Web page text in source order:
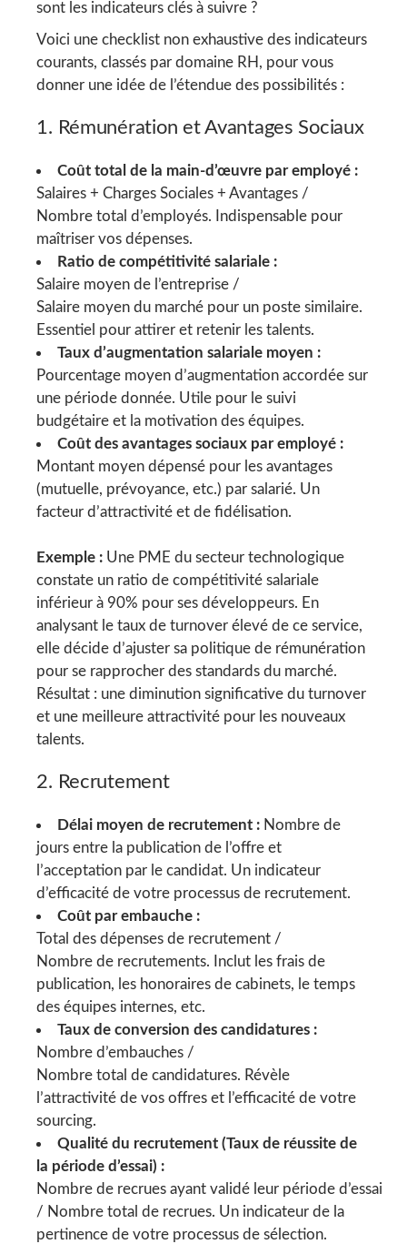
sont les indicateurs clés à suivre ?
Voici une checklist non exhaustive des indicateurs
courants, classés par domaine RH, pour vous
donner une idée de l’étendue des possibilités :
1. Rémunération et Avantages Sociaux
Coût total de la main-d’œuvre par employé :
Salaires + Charges Sociales + Avantages /
Nombre total d’employés. Indispensable pour
maîtriser vos dépenses.
Ratio de compétitivité salariale :
Salaire moyen de l’entreprise /
Salaire moyen du marché pour un poste similaire.
Essentiel pour attirer et retenir les talents.
Taux d’augmentation salariale moyen :
Pourcentage moyen d’augmentation accordée sur
une période donnée. Utile pour le suivi
budgétaire et la motivation des équipes.
Coût des avantages sociaux par employé :
Montant moyen dépensé pour les avantages
(mutuelle, prévoyance, etc.) par salarié. Un
facteur d’attractivité et de fidélisation.
Exemple : Une PME du secteur technologique
constate un ratio de compétitivité salariale
inférieur à 90% pour ses développeurs. En
analysant le taux de turnover élevé de ce service,
elle décide d’ajuster sa politique de rémunération
pour se rapprocher des standards du marché.
Résultat : une diminution significative du turnover
et une meilleure attractivité pour les nouveaux
talents.
2. Recrutement
Délai moyen de recrutement : Nombre de
jours entre la publication de l’offre et
l’acceptation par le candidat. Un indicateur
d’efficacité de votre processus de recrutement.
Coût par embauche :
Total des dépenses de recrutement /
Nombre de recrutements. Inclut les frais de
publication, les honoraires de cabinets, le temps
des équipes internes, etc.
Taux de conversion des candidatures :
Nombre d’embauches /
Nombre total de candidatures. Révèle
l’attractivité de vos offres et l’efficacité de votre
sourcing.
Qualité du recrutement (Taux de réussite de
la période d’essai) :
Nombre de recrues ayant validé leur période d’essai
/ Nombre total de recrues. Un indicateur de la
pertinence de votre processus de sélection.